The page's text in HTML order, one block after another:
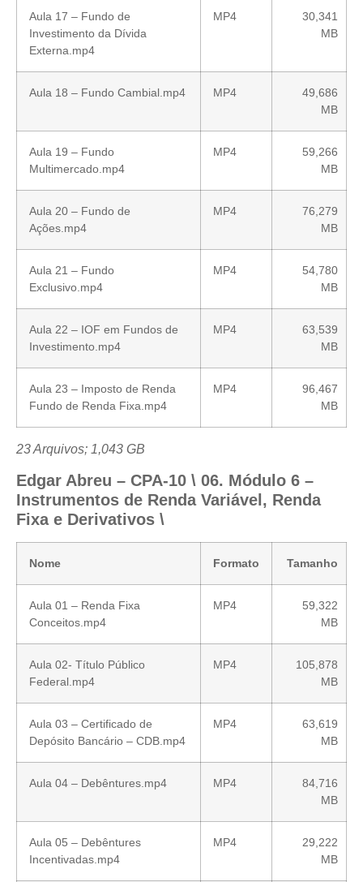
Aula 17 – Fundo de
Investimento da Dívida
Externa.mp4
MP4
30,341
MB
Aula 18 – Fundo Cambial.mp4 MP4
49,686
MB
Aula 19 – Fundo
Multimercado.mp4
MP4
59,266
MB
Aula 20 – Fundo de
Ações.mp4
MP4
76,279
MB
Aula 21 – Fundo
Exclusivo.mp4
MP4
54,780
MB
Aula 22 – IOF em Fundos de
Investimento.mp4
MP4
63,539
MB
Aula 23 – Imposto de Renda
Fundo de Renda Fixa.mp4
MP4
96,467
MB
23 Arquivos; 1,043 GB
Edgar Abreu – CPA-10 \ 06. Módulo 6 –
Instrumentos de Renda Variável, Renda
Fixa e Derivativos \
Nome Formato Tamanho
Aula 01 – Renda Fixa
Conceitos.mp4
MP4
59,322
MB
Aula 02- Título Público
Federal.mp4
MP4
105,878
MB
Aula 03 – Certificado de
Depósito Bancário – CDB.mp4
MP4
63,619
MB
Aula 04 – Debêntures.mp4 MP4
84,716
MB
Aula 05 – Debêntures
Incentivadas.mp4
MP4
29,222
MB